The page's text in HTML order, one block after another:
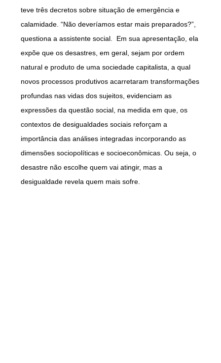
teve três decretos sobre situação de emergência e
calamidade. “Não deveríamos estar mais preparados?”,
questiona a assistente social. Em sua apresentação, ela
expõe que os desastres, em geral, sejam por ordem
natural e produto de uma sociedade capitalista, a qual
novos processos produtivos acarretaram transformações
profundas nas vidas dos sujeitos, evidenciam as
expressões da questão social, na medida em que, os
contextos de desigualdades sociais reforçam a
importância das análises integradas incorporando as
dimensões sociopolíticas e socioeconômicas. Ou seja, o
desastre não escolhe quem vai atingir, mas a
desigualdade revela quem mais sofre.